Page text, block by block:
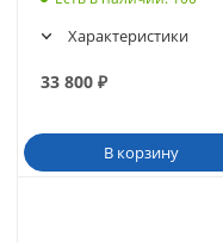
Характеристики
33 800 ₽
В корзину